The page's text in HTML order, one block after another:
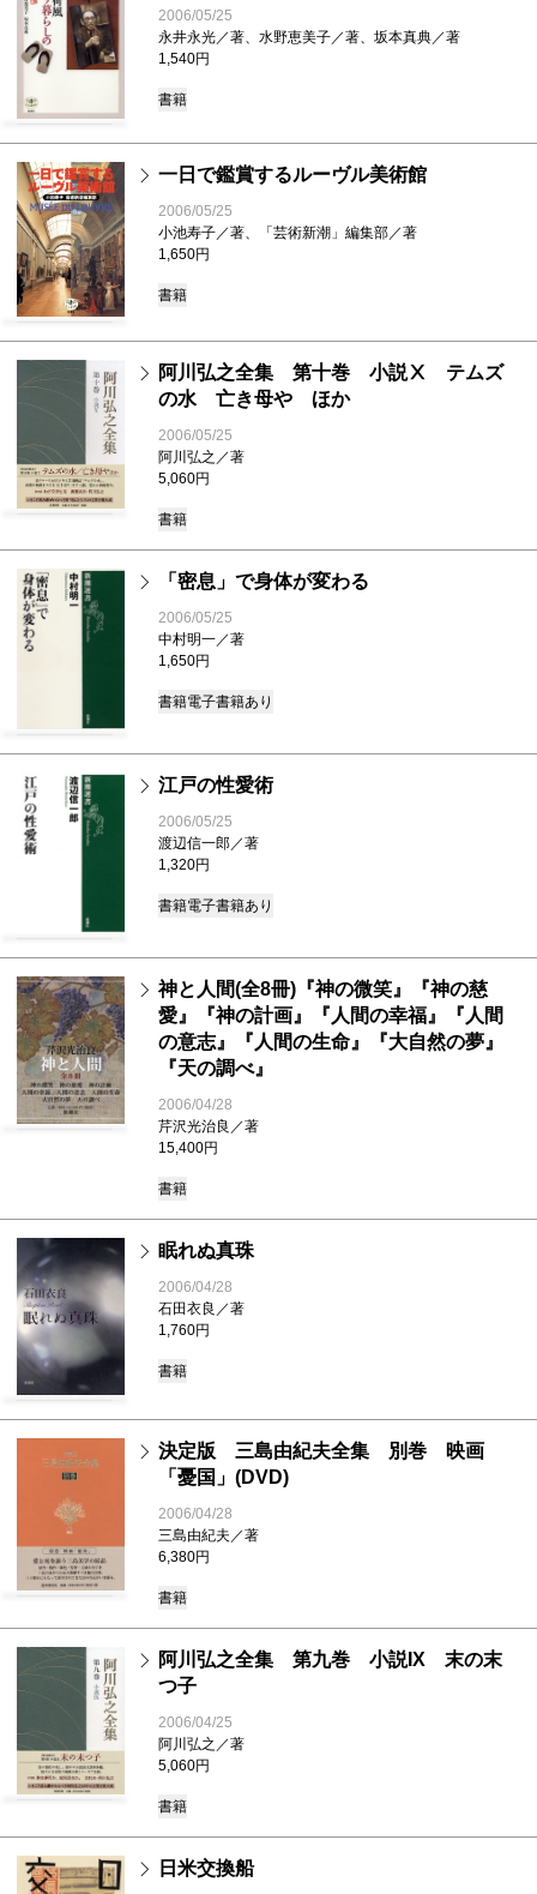
2006/05/25
永井永光／著、水野恵美子／著、坂本真典／著
1,540円
書籍
一日で鑑賞するルーヴル美術館
2006/05/25
小池寿子／著、「芸術新潮」編集部／著
1,650円
書籍
阿川弘之全集 第十巻 小説Ⅹ テムズ
の水 亡き母や ほか
2006/05/25
阿川弘之／著
5,060円
書籍
「密息」で身体が変わる
2006/05/25
中村明一／著
1,650円
書籍電子書籍あり
江戸の性愛術
2006/05/25
渡辺信一郎／著
1,320円
書籍電子書籍あり
神と人間(全8冊)『神の微笑』『神の慈
愛』『神の計画』『人間の幸福』『人間
の意志』『人間の生命』『大自然の夢』
『天の調べ』
2006/04/28
芹沢光治良／著
15,400円
書籍
眠れぬ真珠
2006/04/28
石田衣良／著
1,760円
書籍
決定版 三島由紀夫全集 別巻 映画
「憂国」(DVD)
2006/04/28
三島由紀夫／著
6,380円
書籍
阿川弘之全集 第九巻 小説IX 末の末
つ子
2006/04/25
阿川弘之／著
5,060円
書籍
日米交換船